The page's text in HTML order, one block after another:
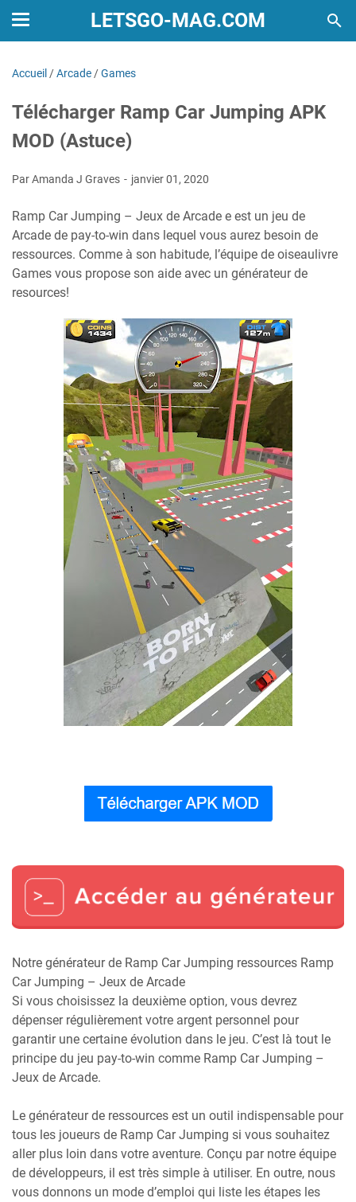
LETSGO-MAG.COM
Accueil /Arcade /Games
Télécharger Ramp Car Jumping APK
MOD (Astuce)
Par Amanda J Graves janvier 01, 2020
Ramp Car Jumping – Jeux de Arcade e est un jeu de
Arcade de pay-to-win dans lequel vous aurez besoin de
ressources. Comme à son habitude, l’équipe de oiseaulivre
Games vous propose son aide avec un générateur de
resources!
Notre générateur de Ramp Car Jumping ressources Ramp
Car Jumping – Jeux de Arcade
Si vous choisissez la deuxième option, vous devrez
dépenser régulièrement votre argent personnel pour
garantir une certaine évolution dans le jeu. C’est là tout le
principe du jeu pay-to-win comme Ramp Car Jumping –
Jeux de Arcade.
Le générateur de ressources est un outil indispensable pour
tous les joueurs de Ramp Car Jumping si vous souhaitez
aller plus loin dans votre aventure. Conçu par notre équipe
de développeurs, il est très simple à utiliser. En outre, nous
vous donnons un mode d’emploi qui liste les étapes les